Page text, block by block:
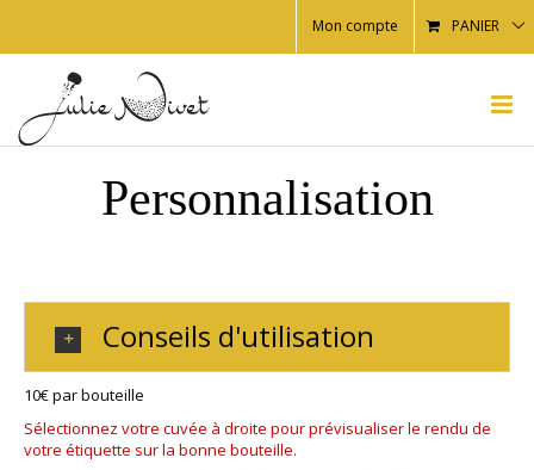
Mon compte PANIER
Personnalisation
Conseils d'utilisation
10€ par bouteille
Sélectionnez votre cuvée à droite pour prévisualiser le rendu de
votre étiquette sur la bonne bouteille.